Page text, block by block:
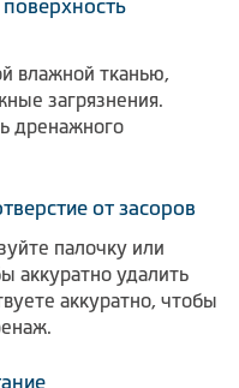
влажной тканью,
загрязнения.
дренажного
от засоров
палочку или
аккуратно удалить
аккуратно, чтобы